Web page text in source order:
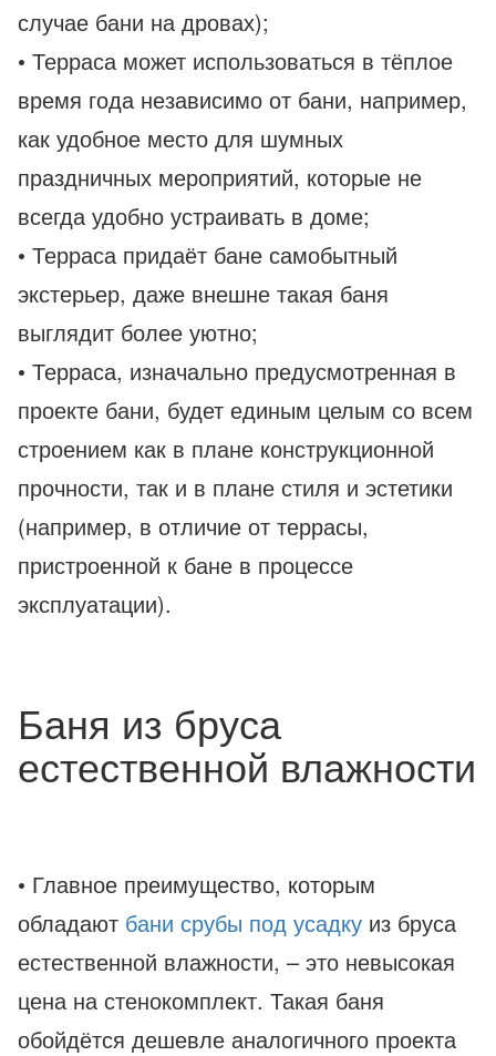
случае бани на дровах);
• Терраса может использоваться в тёплое
время года независимо от бани, например,
как удобное место для шумных
праздничных мероприятий, которые не
всегда удобно устраивать в доме;
• Терраса придаёт бане самобытный
экстерьер, даже внешне такая баня
выглядит более уютно;
• Терраса, изначально предусмотренная в
проекте бани, будет единым целым со всем
строением как в плане конструкционной
прочности, так и в плане стиля и эстетики
(например, в отличие от террасы,
пристроенной к бане в процессе
эксплуатации).
Баня из бруса
естественной влажности
• Главное преимущество, которым
обладают бани срубы под усадку из бруса
естественной влажности, – это невысокая
цена на стенокомплект. Такая баня
обойдётся дешевле аналогичного проекта